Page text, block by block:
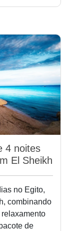
4 noites
El Sheikh
no Egito,
combinando
de